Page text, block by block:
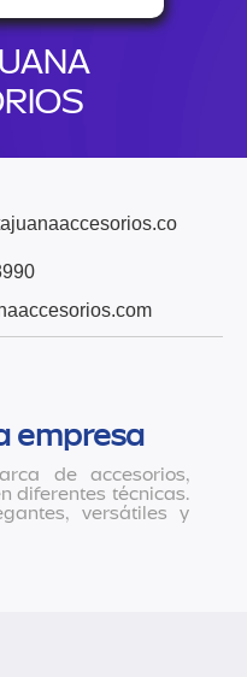
empresa
de accesorios,
diferentes técnicas.
versátiles y